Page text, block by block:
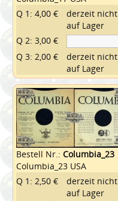
Q 1: 4,00 €
derzeit nicht
auf Lager
Q 2: 3,00 €
Q 3: 2,00 €
derzeit nicht
auf Lager
Bestell Nr.:Columbia_23
Columbia_23 USA
Q 1: 2,50 €
derzeit nicht
auf Lager